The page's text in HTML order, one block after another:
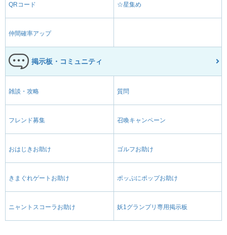
QRコード ☆星集め
仲間確率アップ
掲示板・コミュニティ
雑談・攻略 質問
フレンド募集 召喚キャンペーン
おはじきお助け ゴルフお助け
きまぐれゲートお助け ポッぷにポップお助け
ニャントスコーラお助け 妖1グランプリ専用掲示板